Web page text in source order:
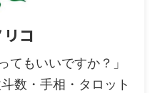
コ
てもいいですか？」
数・手相・タロット